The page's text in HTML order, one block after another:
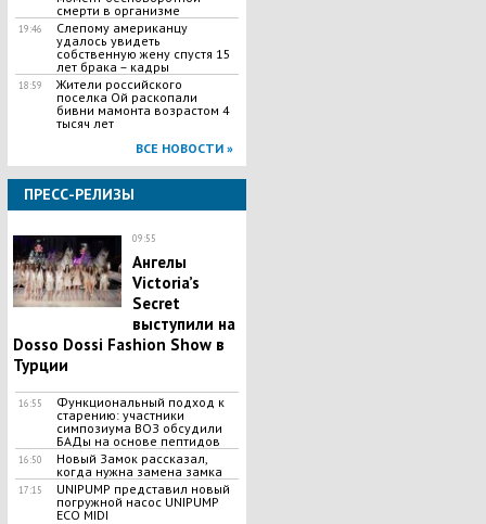
смерти в организме
19:46
Слепому американцу
удалось увидеть
собственную жену спустя 15
лет брака – кадры
18:59
Жители российского
поселка Ой раскопали
бивни мамонта возрастом 4
тысяч лет
ВСЕ НОВОСТИ »
ПРЕСС-РЕЛИЗЫ
09:55
Ангелы
Victoria’s
Secret
выступили на
Dosso Dossi Fashion Show в
Турции
16:55
Функциональный подход к
старению: участники
симпозиума ВОЗ обсудили
БАДы на основе пептидов
16:50
Новый Замок рассказал,
когда нужна замена замка
17:15
UNIPUMP представил новый
погружной насос UNIPUMP
ECO MIDI